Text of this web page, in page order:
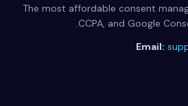
The most affordable consent
CCPA, and Google
Email: